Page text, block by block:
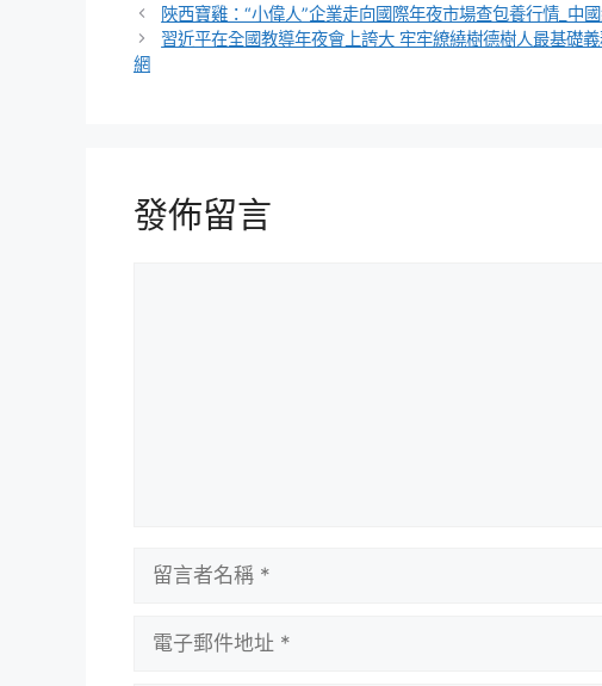
類
陜西寶雞：“小偉人”企業走向國際年夜市場查包養行情_中
習近平在全國教導年夜會上誇大 牢牢繚繞樹德樹人最基礎
網
發佈留言